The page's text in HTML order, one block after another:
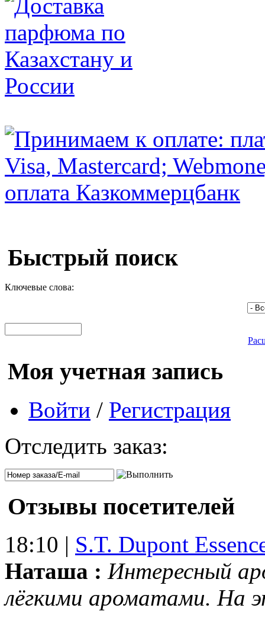
Быстрый поиск
Ключевые слова:
Моя учетная запись
Войти / Регистрация
Отследить заказ:
Отзывы посетителей
18:10 | S.T. Dupont
Наташа : Интересный
лёгкими ароматами. На